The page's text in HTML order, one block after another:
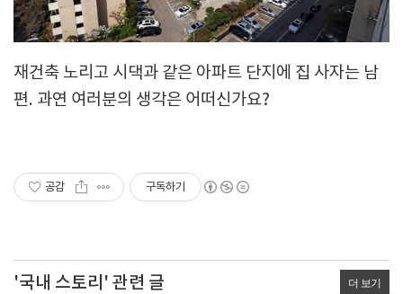
재건축 노리고 시댁과 같은 아파트 단지에 집 사자는 남
편. 과연 여러분의 생각은 어떠신가요?
공감 구독하기
'국내 스토리' 관련 글 더 보기